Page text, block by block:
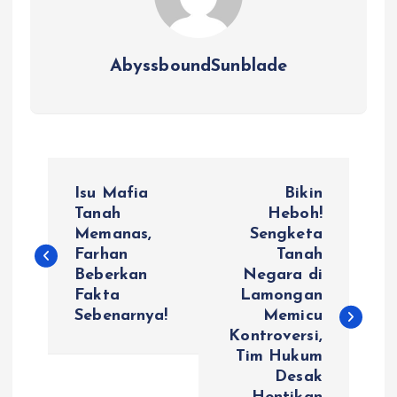
AbyssboundSunblade
s
Isu Mafia
Tanah
Memanas,
Farhan
Beberkan
Fakta
Sebenarnya!
Bikin
Heboh!
Sengketa
Tanah
Negara di
Lamongan
Memicu
Kontroversi,
Tim Hukum
Desak